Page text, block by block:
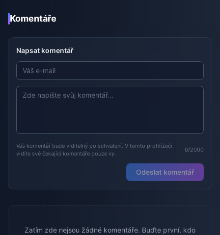
Komentáře
Napsat komentář
Váš komentář bude viditelný po schválení. V tomto prohlížeči
vidíte své čekající komentáře pouze vy.
0/2000
Odeslat komentář
Zatím zde nejsou žádné komentáře. Buďte první, kdo